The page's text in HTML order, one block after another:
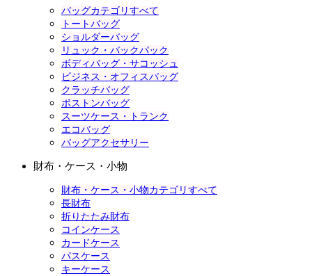
バッグカテゴリすべて
トートバッグ
ショルダーバッグ
リュック・バックパック
ボディバッグ・サコッシュ
ビジネス・オフィスバッグ
クラッチバッグ
ボストンバッグ
スーツケース・トランク
エコバッグ
バッグアクセサリー
財布・ケース・小物
財布・ケース・小物カテゴリすべて
長財布
折りたたみ財布
コインケース
カードケース
パスケース
キーケース